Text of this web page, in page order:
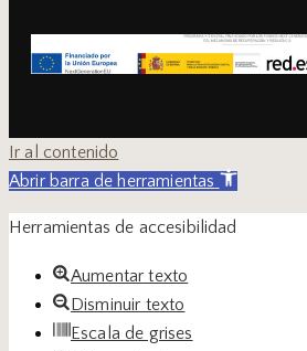
Ir al contenido
Abrir barra de herramientas
Herramientas de accesibilidad
Aumentar texto
Disminuir texto
Escala de grises